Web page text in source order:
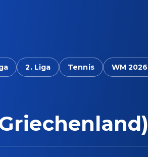
2. Liga Tennis WM 2026